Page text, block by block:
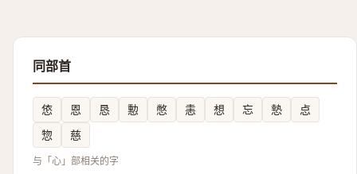
同部首
㥋 恩 恳 憅 憋 恚 想 忘 慹
㤐
惣
慈
与「心」部相关的字